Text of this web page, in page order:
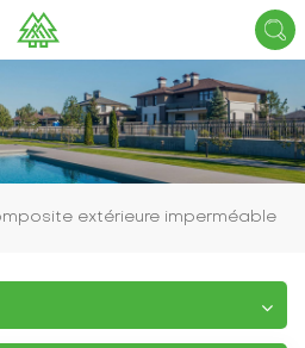
extérieure imperméable